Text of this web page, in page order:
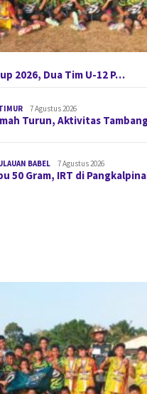
2026, Dua Tim U-12 P…
7 Agustus 2026
Turun, Aktivitas
BABEL 7 Agustus 2026
50 Gram, IRT di